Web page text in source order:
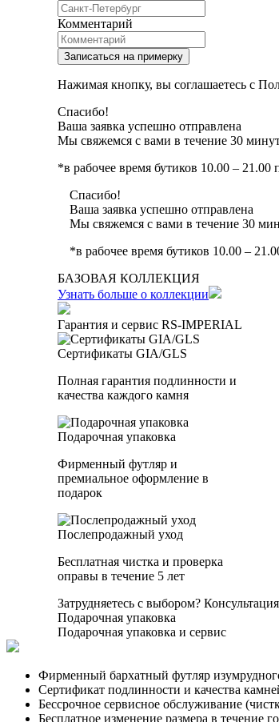
Комментарий
Записаться на примерку
Нажимая кнопку, вы соглашаетесь с
Спасибо!
Ваша заявка успешно отправлена
Мы свяжемся с вами в течение 30
*в рабочее время бутиков 10.00 –
Спасибо!
Ваша заявка успешно отправлена
Мы свяжемся с вами в течение 30
*в рабочее время бутиков 10.00 –
БАЗОВАЯ КОЛЛЕКЦИЯ
Узнать больше о коллекции
Гарантия и сервис RS‑IMPERIAL
Сертификаты GIA/GLS
Полная гарантия подлинности и
качества каждого камня
Подарочная упаковка
Фирменный футляр и
премиальное оформление в
подарок
Послепродажный уход
Бесплатная чистка и проверка
оправы в течение 5 лет
Затрудняетесь с выбором?
Подарочная упаковка
Подарочная упаковка и сервис
Фирменный бархатный футляр
Сертификат подлинности и качества
Бессрочное сервисное обслуживание
Бесплатное изменение размера в течение